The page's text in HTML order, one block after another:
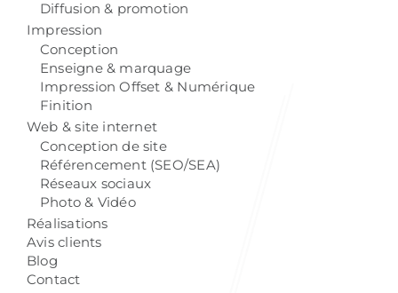
Diffusion & promotion
Impression
Conception
Enseigne & marquage
Impression Offset & Numérique
Finition
Web & site internet
Conception de site
Référencement (SEO/SEA)
Réseaux sociaux
Photo & Vidéo
Réalisations
Avis clients
Blog
Contact